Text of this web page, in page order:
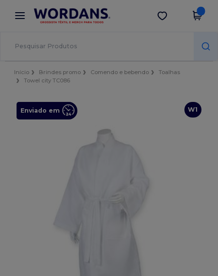
× App Wordans
Melhores preços na app!
Obter app
Início Brindes promo Comendo e bebendo
Toalhas
Towel city TC086
W1
Enviado em